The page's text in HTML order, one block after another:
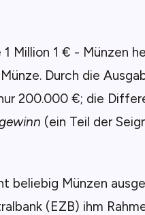
Million 1 € - Münzen
Durch die
200.000 €; die
(ein Teil der
beliebig Münzen
(EZB) ihm